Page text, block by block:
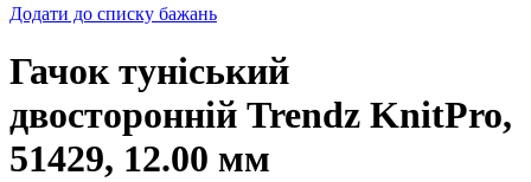
Додати до списку бажань
Гачок туніський
двосторонній Trendz KnitPro,
51429, 12.00 мм